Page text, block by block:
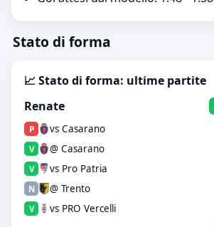
Stato di forma
📈 Stato di forma: ultime partite
Renate
P vs Casarano
V @ Casarano
V vs Pro Patria
N @ Trento
V vs PRO Vercelli